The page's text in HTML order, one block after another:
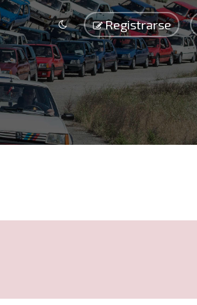
Registrarse